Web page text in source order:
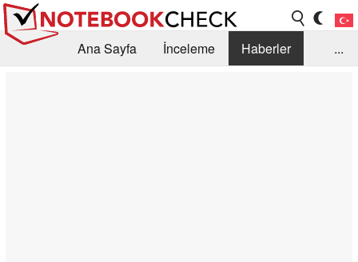
Ana Sayfa İnceleme
Haberler
...